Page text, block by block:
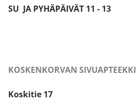
SU JA PYHÄPÄIVÄT 11 - 13
KOSKENKORVAN SIVUAPTEEKKI
Koskitie 17